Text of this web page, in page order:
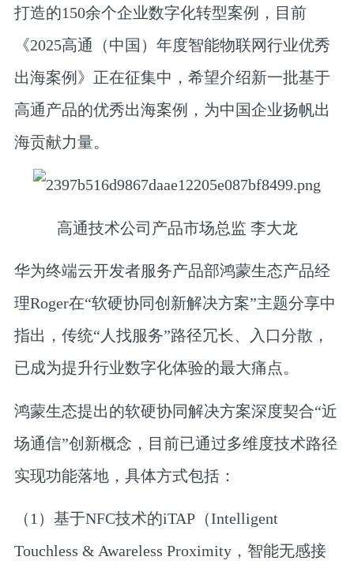
打造的150余个企业数字化转型案例，目前
《2025高通（中国）年度智能物联网行业优秀
出海案例》正在征集中，希望介绍新一批基于
高通产品的优秀出海案例，为中国企业扬帆出
海贡献力量。
高通技术公司产品市场总监 李大龙
华为终端云开发者服务产品部鸿蒙生态产品经
理Roger在“软硬协同创新解决方案”主题分享中
指出，传统“人找服务”路径冗长、入口分散，
已成为提升行业数字化体验的最大痛点。
鸿蒙生态提出的软硬协同解决方案深度契合“近
场通信”创新概念，目前已通过多维度技术路径
实现功能落地，具体方式包括：
（1）基于NFC技术的iTAP（Intelligent
Touchless & Awareless Proximity，智能无感接